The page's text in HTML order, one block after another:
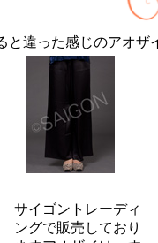
違った感じのアオザ
サイゴントレーディ
ングで販売しており